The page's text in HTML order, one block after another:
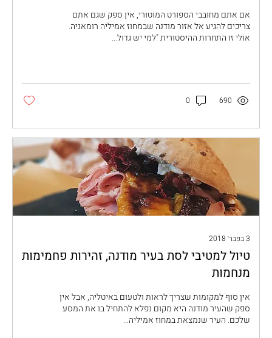
אם אתם מחובבי הספורט המוטורי, אין ספק שגם אתם
צריכים להגיע אל אזור מודנה שבמחוז אמיליה רומאניה.
אולי זו התחרות ההיסטורית "למי יש גדול...
690
0
3 בפבר׳ 2018
טיול למטיבי לסת בעיר מודנה, זהירות פחמימות
מנחמות
אין סוף למקומות שצריך לראות ולטעום באיטליה, אבל אין
ספק שהעיר מודנה היא מקום נפלא להתחיל בו את המסע
שלכם. העיר שנמצאת במחוז אמיליה...